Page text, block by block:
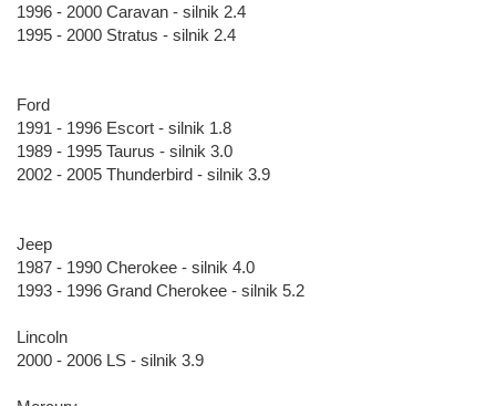
1996 - 2000 Caravan - silnik 2.4
1995 - 2000 Stratus - silnik 2.4
Ford
1991 - 1996 Escort - silnik 1.8
1989 - 1995 Taurus - silnik 3.0
2002 - 2005 Thunderbird - silnik 3.9
Jeep
1987 - 1990 Cherokee - silnik 4.0
1993 - 1996 Grand Cherokee - silnik 5.2
Lincoln
2000 - 2006 LS - silnik 3.9